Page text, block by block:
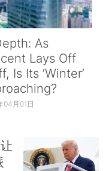
As
Lays Off
Is Its ‘Winter’
04月01日